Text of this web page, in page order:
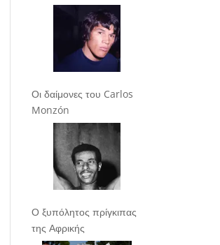
Οι δαίμονες του Carlos
Monzón
Ο ξυπόλητος πρίγκιπας
της Αφρικής